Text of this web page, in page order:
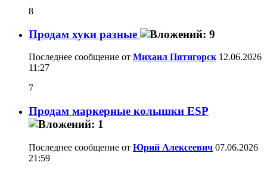
8
Продам хуки разные
Последнее сообщение от Михаил Пятигорск12.06.2026
11:27
7
Продам маркерные колышки ESP
Последнее сообщение от Юрий Алексеевич 07.06.2026
21:59